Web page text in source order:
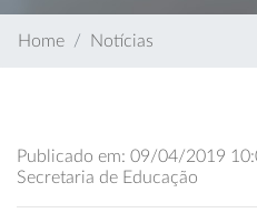
Home Notícias
Publicado em: 09/04/2019
Secretaria de Educação